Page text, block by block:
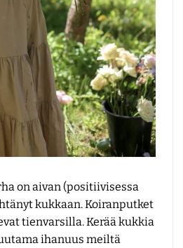
on aivan (positiivisessa
kukkaan. Koiranputket
tienvarsilla. Kerää kukkia
ihanuus meiltä